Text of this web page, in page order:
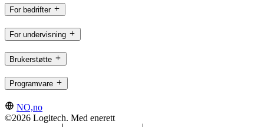
For bedrifter
For undervisning
Brukerstøtte
Programvare
NO,no
©2026 Logitech. Med enerett